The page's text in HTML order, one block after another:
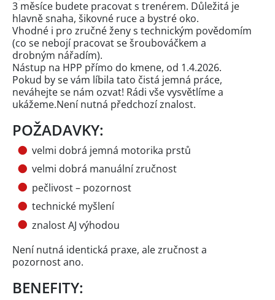
3 měsíce budete pracovat s trenérem. Důležitá je
hlavně snaha, šikovné ruce a bystré oko.
Vhodné i pro zručné ženy s technickým povědomím
(co se nebojí pracovat se šroubováčkem a
drobným nářadím).
Nástup na HPP přímo do kmene, od 1.4.2026.
Pokud by se vám líbila tato čistá jemná práce,
neváhejte se nám ozvat! Rádi vše vysvětlíme a
ukážeme.Není nutná předchozí znalost.
POŽADAVKY:
velmi dobrá jemná motorika prstů
velmi dobrá manuální zručnost
pečlivost – pozornost
technické myšlení
znalost AJ výhodou
Není nutná identická praxe, ale zručnost a
pozornost ano.
BENEFITY: